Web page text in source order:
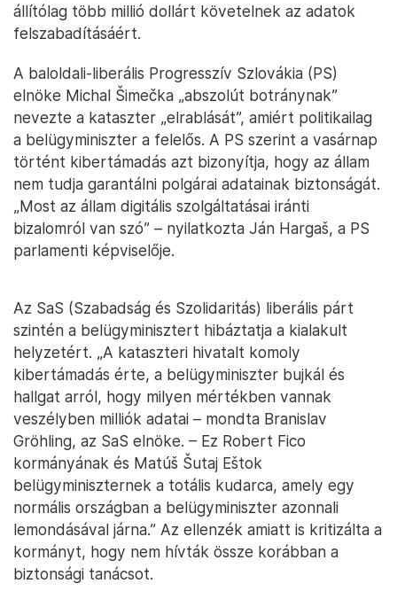
állítólag több millió dollárt követelnek az adatok
felszabadításáért.
A baloldali-liberális Progresszív Szlovákia (PS)
elnöke Michal Šimečka „abszolút botránynak”
nevezte a kataszter „elrablását”, amiért politikailag
a belügyminiszter a felelős. A PS szerint a vasárnap
történt kibertámadás azt bizonyítja, hogy az állam
nem tudja garantálni polgárai adatainak biztonságát.
„Most az állam digitális szolgáltatásai iránti
bizalomról van szó” – nyilatkozta Ján Hargaš, a PS
parlamenti képviselője.
Az SaS (Szabadság és Szolidaritás) liberális párt
szintén a belügyminisztert hibáztatja a kialakult
helyzetért. „A kataszteri hivatalt komoly
kibertámadás érte, a belügyminiszter bujkál és
hallgat arról, hogy milyen mértékben vannak
veszélyben milliók adatai – mondta Branislav
Gröhling, az SaS elnöke. – Ez Robert Fico
kormányának és Matúš Šutaj Eštok
belügyminiszternek a totális kudarca, amely egy
normális országban a belügyminiszter azonnali
lemondásával járna.” Az ellenzék amiatt is kritizálta a
kormányt, hogy nem hívták össze korábban a
biztonsági tanácsot.